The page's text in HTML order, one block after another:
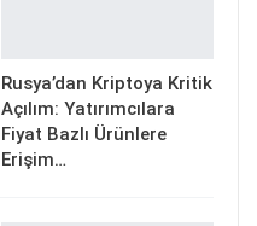
Rusya’dan Kriptoya Kritik
Açılım: Yatırımcılara
Fiyat Bazlı Ürünlere
Erişim…